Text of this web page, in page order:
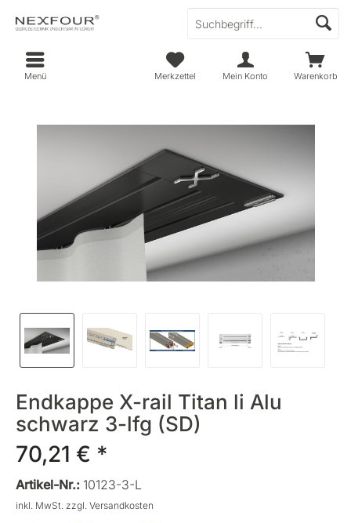
Warenkorb
Merkzettel Mein Konto
Menü
Endkappe X-rail Titan li Alu
schwarz 3-lfg (SD)
70,21 € *
Artikel-Nr.: 10123-3-L
inkl. MwSt. zzgl. Versandkosten